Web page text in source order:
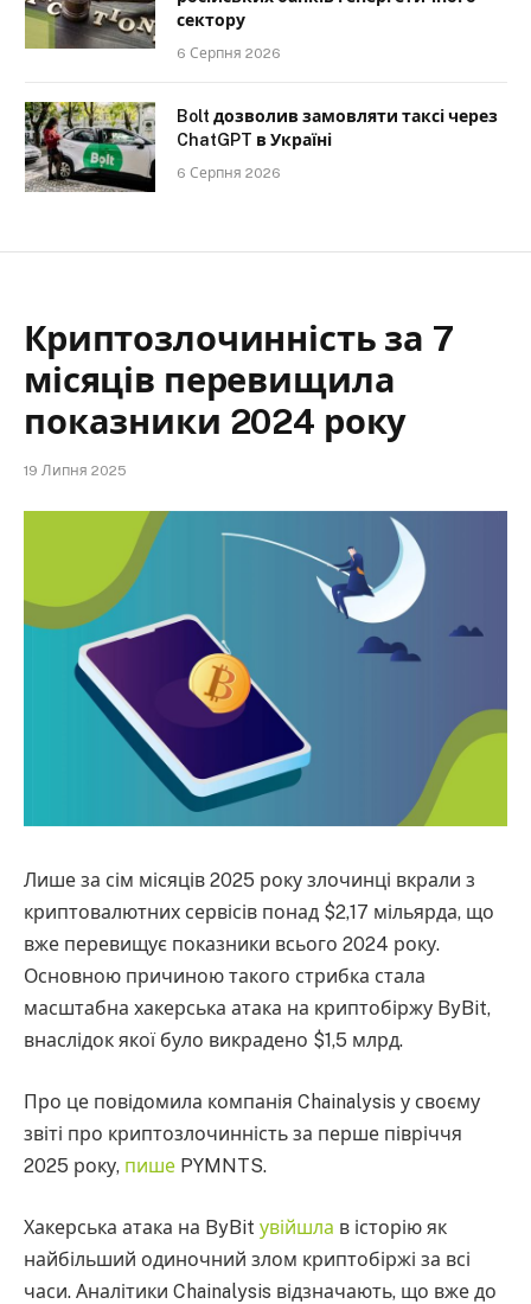
сектору
6 Серпня 2026
Bolt дозволив замовляти таксі через
ChatGPT в Україні
6 Серпня 2026
Криптозлочинність за 7
місяців перевищила
показники 2024 року
19 Липня 2025
Лише за сім місяців 2025 року злочинці вкрали з
криптовалютних сервісів понад $2,17 мільярда, що
вже перевищує показники всього 2024 року.
Основною причиною такого стрибка стала
масштабна хакерська атака на криптобіржу ByBit,
внаслідок якої було викрадено $1,5 млрд.
Про це повідомила компанія Chainalysis у своєму
звіті про криптозлочинність за перше півріччя
2025 року, пише PYMNTS.
Хакерська атака на ByBit увійшла в історію як
найбільший одиночний злом криптобіржі за всі
часи. Аналітики Chainalysis відзначають, що вже до